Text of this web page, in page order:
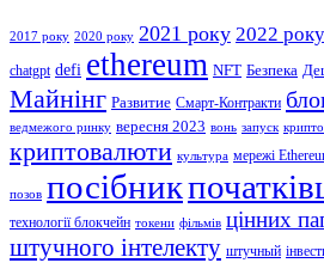
2017 року 2020 року 2021 року 2022 року
chatgpt defi ethereum NFT Безпека
Майнінг Развитие Смарт-Контракти
ведмежого ринку вересня 2023 вонь запуск
криптовалюти культура мережі
позов посібник
технології блокчейн токени фільмів цінних
штучного інтелекту штучный